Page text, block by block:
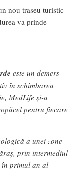
nou traseu turistic
va prinde
este un demers
în schimbarea
MedLife și-a
pentru fiecare
a unei zone
prin intermediul
în primul an al